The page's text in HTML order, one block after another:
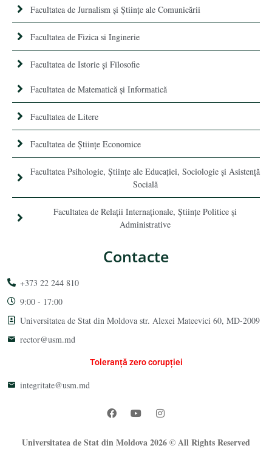
Facultatea de Jurnalism şi Ştiinţe ale Comunicării
Facultatea de Fizica si Inginerie
Facultatea de Istorie şi Filosofie
Facultatea de Matematică şi Informatică
Facultatea de Litere
Facultatea de Științe Economice
Facultatea Psihologie, Ştiinţe ale Educaţiei, Sociologie și Asistență
Socială
Facultatea de Relaţii Internaţionale, Ştiinţe Politice şi
Administrative
Contacte
+373 22 244 810
9:00 - 17:00
Universitatea de Stat din Moldova str. Alexei Mateevici 60, MD-2009
rector@usm.md
Toleranță zero corupției
integritate@usm.md
Universitatea de Stat din Moldova 2026 © All Rights Reserved